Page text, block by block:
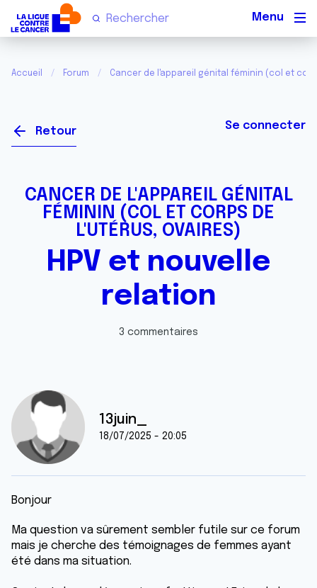
Accueil Forum Cancer de l'appareil génital féminin (col et
Retour Se connecter
CANCER DE L'APPAREIL GÉNITAL
FÉMININ (COL ET CORPS DE
L'UTÉRUS, OVAIRES)
HPV et nouvelle
relation
3 commentaires
13juin_
18/07/2025 - 20:05
Bonjour
Ma question va sûrement sembler futile sur ce forum
mais je cherche des témoignages de femmes ayant
été dans ma situation.